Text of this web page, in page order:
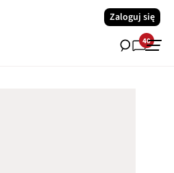
Zaloguj się
40